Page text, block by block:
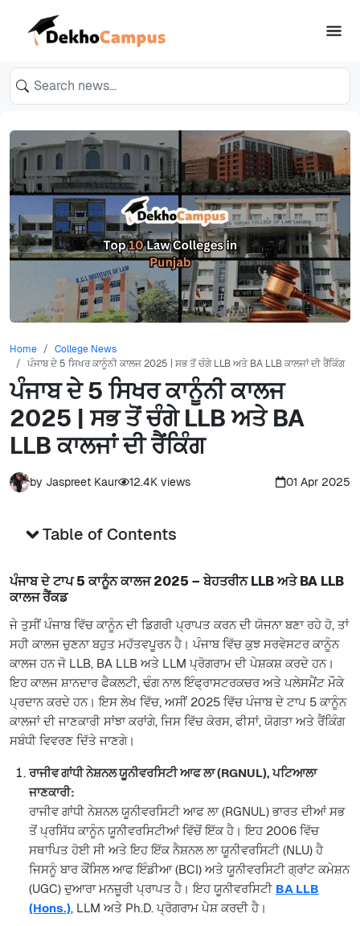
Home
College News
ਪੰਜਾਬ ਦੇ 5 ਸਿਖਰ ਕਾਨੂੰਨੀ ਕਾਲਜ 2025 | ਸਭ ਤੋਂ ਚੰਗੇ LLB ਅਤੇ BA LLB ਕਾਲਜਾਂ ਦੀ ਰੈਂਕਿੰਗ
ਪੰਜਾਬ ਦੇ 5 ਸਿਖਰ ਕਾਨੂੰਨੀ ਕਾਲਜ
2025 | ਸਭ ਤੋਂ ਚੰਗੇ LLB ਅਤੇ BA
LLB ਕਾਲਜਾਂ ਦੀ ਰੈਂਕਿੰਗ
by Jaspreet Kaur 12.4K views 01 Apr 2025
Table of Contents
ਪੰਜਾਬ ਦੇ ਟਾਪ 5 ਕਾਨੂੰਨ ਕਾਲਜ 2025 – ਬੇਹਤਰੀਨ LLB ਅਤੇ BA LLB
ਕਾਲਜ ਰੈਂਕਡ
ਜੇ ਤੁਸੀਂ ਪੰਜਾਬ ਵਿੱਚ ਕਾਨੂੰਨ ਦੀ ਡਿਗਰੀ ਪ੍ਰਾਪਤ ਕਰਨ ਦੀ ਯੋਜਨਾ ਬਣਾ ਰਹੇ ਹੋ, ਤਾਂ
ਸਹੀ ਕਾਲਜ ਚੁਣਨਾ ਬਹੁਤ ਮਹੱਤਵਪੂਰਨ ਹੈ। ਪੰਜਾਬ ਵਿੱਚ ਕੁਝ ਸਰਵੇਸਟਰ ਕਾਨੂੰਨ
ਕਾਲਜ ਹਨ ਜੋ LLB, BA LLB ਅਤੇ LLM ਪ੍ਰੋਗਰਾਮ ਦੀ ਪੇਸ਼ਕਸ਼ ਕਰਦੇ ਹਨ।
ਇਹ ਕਾਲਜ ਸ਼ਾਨਦਾਰ ਫੈਕਲਟੀ, ਢੰਗ ਨਾਲ ਇੰਫ੍ਰਾਸਟਰਕਚਰ ਅਤੇ ਪਲੇਸਮੈਂਟ ਮੌਕੇ
ਪ੍ਰਦਾਨ ਕਰਦੇ ਹਨ। ਇਸ ਲੇਖ ਵਿੱਚ, ਅਸੀਂ 2025 ਵਿੱਚ ਪੰਜਾਬ ਦੇ ਟਾਪ 5 ਕਾਨੂੰਨ
ਕਾਲਜਾਂ ਦੀ ਜਾਣਕਾਰੀ ਸਾਂਝਾ ਕਰਾਂਗੇ, ਜਿਸ ਵਿੱਚ ਕੋਰਸ, ਫੀਸਾਂ, ਯੋਗਤਾ ਅਤੇ ਰੈਂਕਿੰਗ
ਸਬੰਧੀ ਵਿਵਰਣ ਦਿੱਤੇ ਜਾਣਗੇ।
ਰਾਜੀਵ ਗਾਂਧੀ ਨੇਸ਼ਨਲ ਯੂਨੀਵਰਸਿਟੀ ਆਫ ਲਾ (RGNUL), ਪਟਿਆਲਾ
ਜਾਣਕਾਰੀ:
ਰਾਜੀਵ ਗਾਂਧੀ ਨੇਸ਼ਨਲ ਯੂਨੀਵਰਸਿਟੀ ਆਫ ਲਾ (RGNUL) ਭਾਰਤ ਦੀਆਂ ਸਭ
ਤੋਂ ਪ੍ਰਸਿੱਧ ਕਾਨੂੰਨ ਯੂਨੀਵਰਸਿਟੀਆਂ ਵਿੱਚੋਂ ਇੱਕ ਹੈ। ਇਹ 2006 ਵਿੱਚ
ਸਥਾਪਿਤ ਹੋਈ ਸੀ ਅਤੇ ਇਹ ਇੱਕ ਨੈਸ਼ਨਲ ਲਾ ਯੂਨੀਵਰਸਿਟੀ (NLU) ਹੈ
ਜਿਸਨੂੰ ਬਾਰ ਕੌਂਸਿਲ ਆਫ ਇੰਡੀਆ (BCI) ਅਤੇ ਯੂਨੀਵਰਸਿਟੀ ਗ੍ਰਾਂਟ ਕਮੇਸ਼ਨ
(UGC) ਦੁਆਰਾ ਮਨਜ਼ੂਰੀ ਪ੍ਰਾਪਤ ਹੈ। ਇਹ ਯੂਨੀਵਰਸਿਟੀ BA LLB
(Hons.), LLM ਅਤੇ Ph.D. ਪ੍ਰੋਗਰਾਮ ਪੇਸ਼ ਕਰਦੀ ਹੈ।